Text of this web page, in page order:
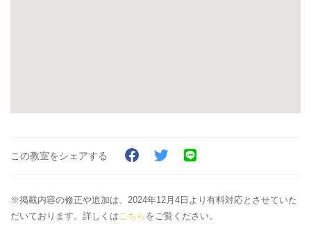
この教室をシェアする
※掲載内容の修正や追加は、2024年12月4日より有料対応とさせていた
だいております。詳しくは こちら をご覧ください。